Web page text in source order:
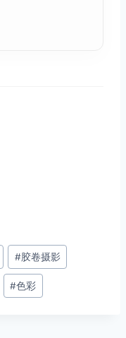
#胶卷摄影
#色彩